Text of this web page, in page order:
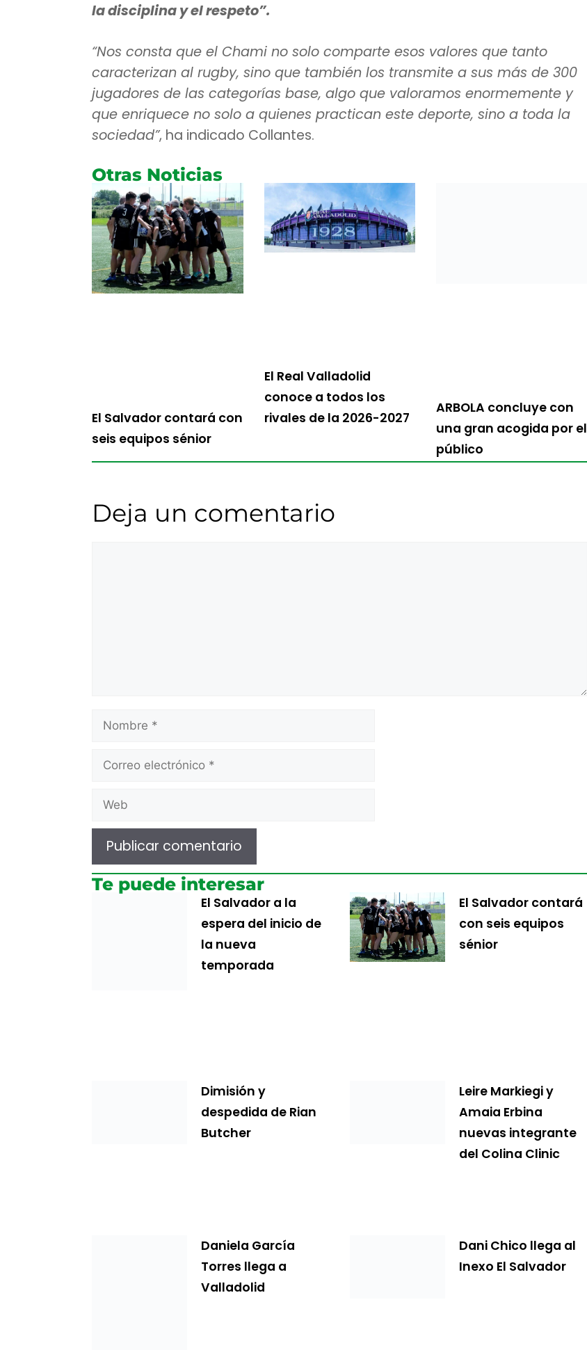
la disciplina y el respeto”.
“Nos consta que el Chami no solo comparte esos valores que tanto
caracterizan al rugby, sino que también los transmite a sus más de 300
jugadores de las categorías base, algo que valoramos enormemente y
que enriquece no solo a quienes practican este deporte, sino a toda la
sociedad”, ha indicado Collantes.
Otras Noticias
El Salvador contará con
seis equipos sénior
El Real Valladolid
conoce a todos los
rivales de la 2026-2027
ARBOLA concluye con
una gran acogida por el
público
Deja un comentario
Te puede interesar
El Salvador a la
espera del inicio de
la nueva
temporada
El Salvador contará
con seis equipos
sénior
Dimisión y
despedida de Rian
Butcher
Leire Markiegi y
Amaia Erbina
nuevas integrante
del Colina Clinic
Daniela García
Torres llega a
Valladolid
Dani Chico llega al
Inexo El Salvador